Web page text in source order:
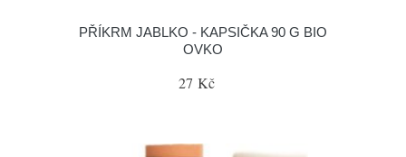
PŘÍKRM JABLKO - KAPSIČKA 90 G BIO
OVKO
27 Kč